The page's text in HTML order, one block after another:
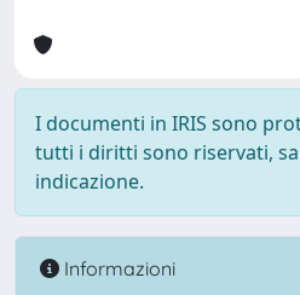
I documenti in IRIS sono
tutti i diritti sono riservati,
indicazione.
Informazioni